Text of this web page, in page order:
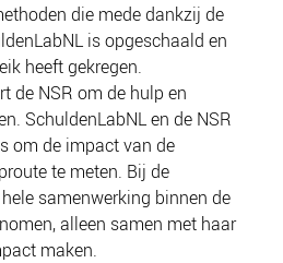
die mede dankzij de
is opgeschaald en
heeft gekregen.
de NSR om de hulp en
SchuldenLabNL en de NSR
om de impact van de
te meten. Bij de
samenwerking binnen de
alleen samen met haar
maken.